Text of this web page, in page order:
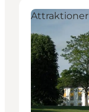
Attraktioner